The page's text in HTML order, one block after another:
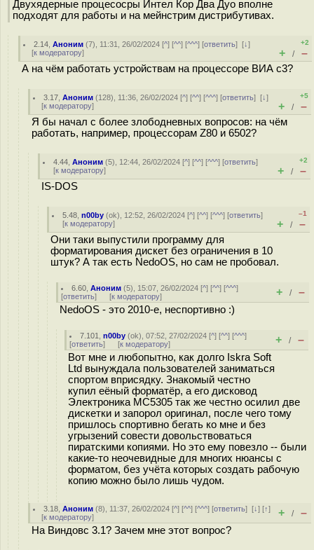
Двухядерные процесосры Интел Кор Два Дуо вполне
подходят для работы и на мейнстрим дистрибутивах.
2.14 ,Аноним (7), 11:31, 26/02/2024 [^] [^^] [^^^] [ответить][↓]
[к модератору]
+2
+ / –
А на чём работать устройствам на процессоре ВИА с3?
3.17 ,Аноним (128), 11:36, 26/02/2024 [^] [^^] [^^^] [ответить][↓]
[к модератору]
+5
+ / –
Я бы начал с более злободневных вопросов: на чём
работать, например, процессорам Z80 и 6502?
4.44 ,Аноним (5), 12:44, 26/02/2024 [^] [^^] [^^^] [ответить]
[к модератору]
+2
+ / –
IS-DOS
5.48 ,n00by (ok), 12:52, 26/02/2024 [^] [^^] [^^^] [ответить]
[к модератору]
–1
+ / –
Они таки выпустили программу для
форматирования дискет без ограничения в 10
штук? А так есть NedoOS, но сам не пробовал.
6.60 ,Аноним (5), 15:07, 26/02/2024 [^] [^^] [^^^]
[ответить] [к модератору] + / –
NedoOS - это 2010-е, неспортивно :)
7.101 ,n00by (ok), 07:52, 27/02/2024 [^] [^^] [^^^]
[ответить] [к модератору] + / –
Вот мне и любопытно, как долго Iskra Soft
Ltd вынуждала пользователей заниматься
спортом вприсядку. Знакомый честно
купил еёный форматёр, а его дисковод
Электроника МС5305 так же честно осилил две
дискетки и запорол оригинал, после чего тому
пришлось спортивно бегать ко мне и без
угрызений совести довольствоваться
пиратскими копиями. Но это ему повезло -- были
какие-то неочевидные для многих нюансы с
форматом, без учёта которых создать рабочую
копию можно было лишь чудом.
3.18 ,Аноним (8), 11:37, 26/02/2024 [^] [^^] [^^^] [ответить][↓] [↑]
[к модератору] + / –
На Виндовс 3.1? Зачем мне этот вопрос?